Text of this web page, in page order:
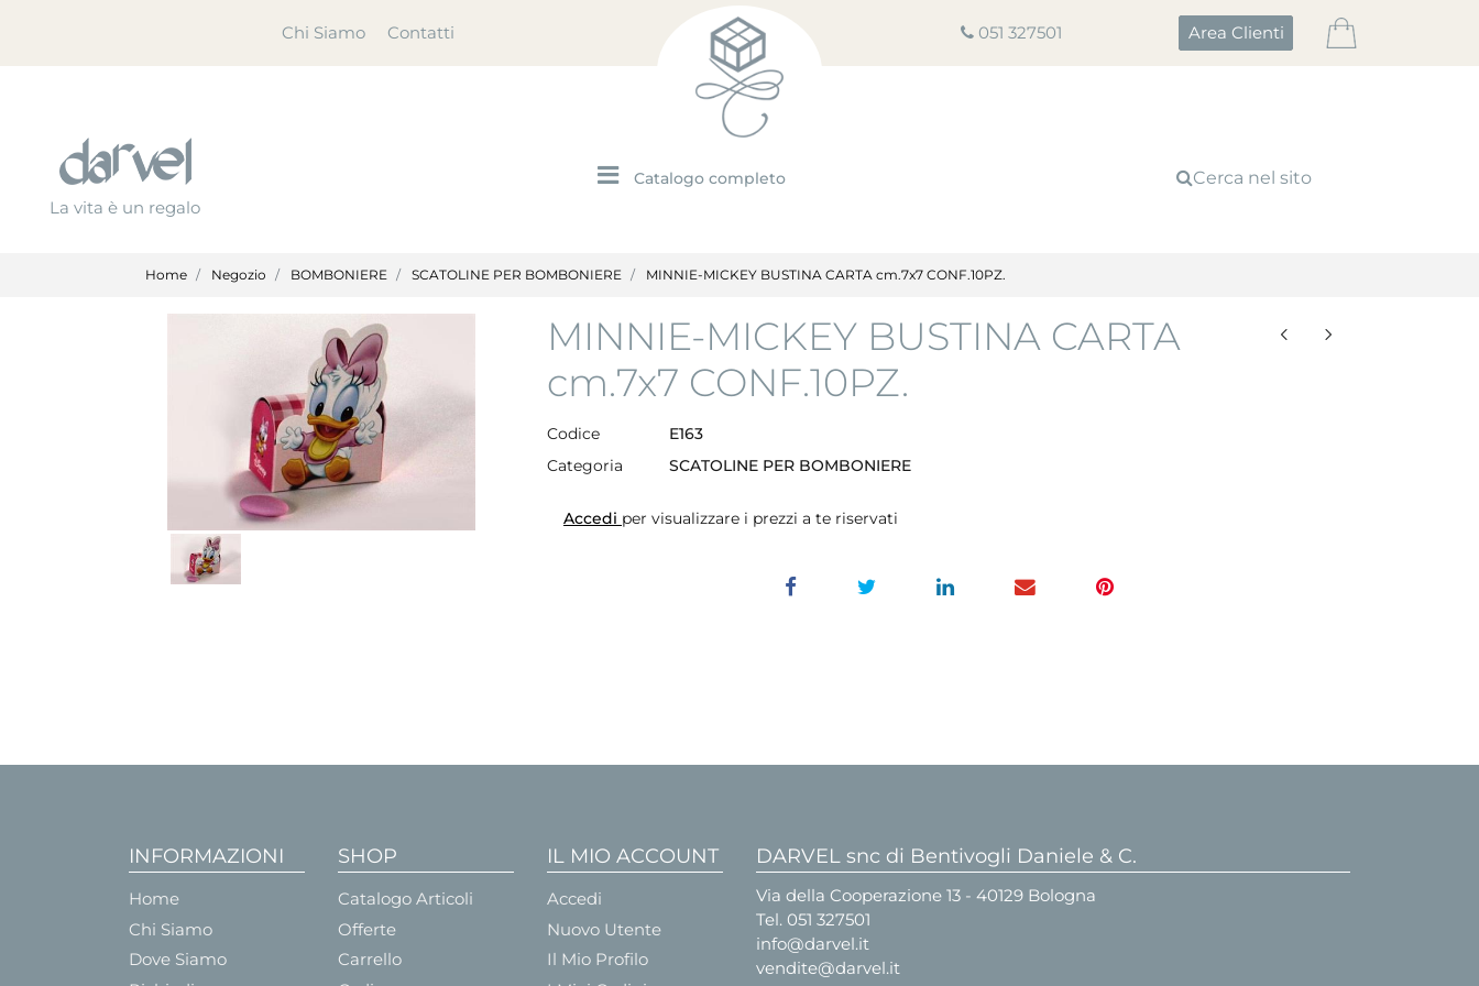
Chi Siamo Contatti 051 327501 Area Clienti
La vita è un regalo
Open menu Cerca nel sito
Home Negozio BOMBONIERE SCATOLINE PER BOMBONIERE MINNIE-MICKEY BUSTINA CARTA cm.7x7 CONF.10PZ.
MINNIE-MICKEY BUSTINA CARTA
cm.7x7 CONF.10PZ.
Codice
E163
Categoria
SCATOLINE PER BOMBONIERE
Accedi per visualizzare i prezzi a te riservati
INFORMAZIONI
Home
Chi Siamo
Dove Siamo
SHOP
Catalogo Articoli
Offerte
Carrello
IL MIO ACCOUNT
Accedi
Nuovo Utente
Il Mio Profilo
DARVEL snc di Bentivogli Daniele & C.
Via della Cooperazione 13 - 40129 Bologna
Tel. 051 327501
info@darvel.it
vendite@darvel.it